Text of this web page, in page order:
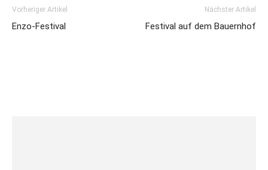
Vorheriger Artikel
Enzo-Festival
Nächster Artikel
Festival auf dem Bauernhof